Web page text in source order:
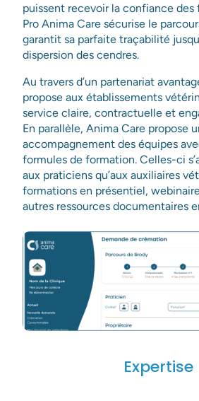
puissent recevoir la confiance des
Pro Anima Care sécurise le
garantit sa parfaite traçabilité
dispersion des cendres.
Au travers d’un partenariat
propose aux établissements
service claire, contractuelle et
En parallèle, Anima Care propose
accompagnement des équipes
formules de formation. Celles-ci
aux praticiens qu’aux auxiliaires
formations en présentiel,
autres ressources documentaires
Expertise